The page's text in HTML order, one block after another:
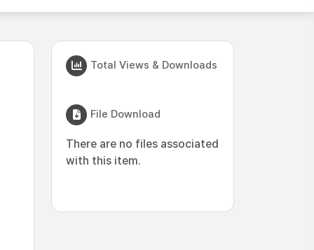
Total Views & Downloads
File Download
There are no files associated
with this item.